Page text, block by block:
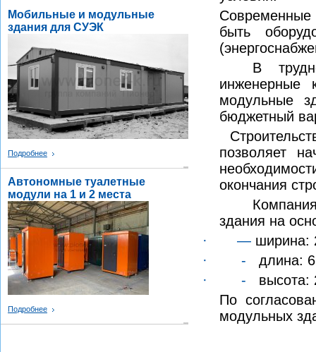
Современные
быть
В
инженерные
модульные
бюджетный
позволяет
окончания
здания на
· — ширина:
· - длина:
· -
По
модульных
Мобильные и модульные
здания для СУЭК
Подробнее
Автономные туалетные
модули на 1 и 2 места
Подробнее